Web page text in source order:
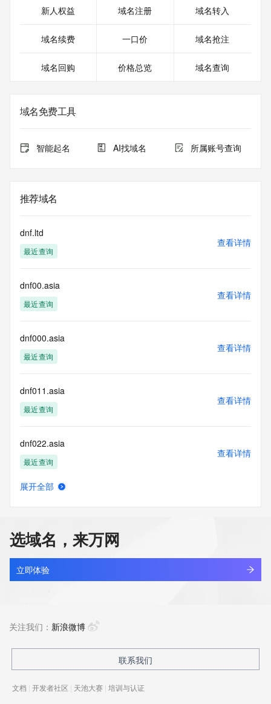
新人权益 域名注册 域名转入
域名续费 一口价 域名抢注
域名回购 价格总览 域名查询
域名免费工具
智能起名 AI找域名 所属账号查询
推荐域名
dnf.ltd
最近查询
查看详情
dnf00.asia
最近查询
查看详情
dnf000.asia
最近查询
查看详情
dnf011.asia
最近查询
查看详情
dnf022.asia
最近查询
查看详情
dnf044.asia
最近查询
查看详情
最近查询
展开全部
选域名，来万网
立即体验
关注我们： 新浪微博
联系我们
文档 | 开发者社区 | 天池大赛 | 培训与认证